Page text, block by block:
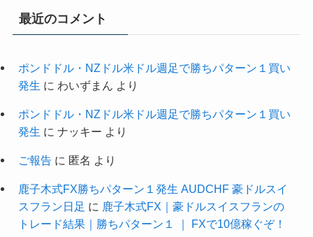
最近のコメント
ポンドドル・NZドル米ドル週足で勝ちパターン１買い
発生 に わいずまん より
ポンドドル・NZドル米ドル週足で勝ちパターン１買い
発生 に ナッキー より
ご報告に 匿名 より
鹿子木式FX勝ちパターン１発生 AUDCHF 豪ドルスイ
スフラン日足 に 鹿子木式FX｜豪ドルスイスフランの
トレード結果｜勝ちパターン１ ｜ FXで10億稼ぐぞ！